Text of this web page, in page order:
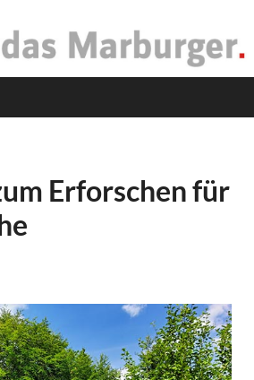
Erforschen für